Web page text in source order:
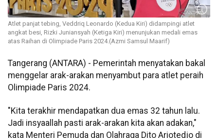
Atlet panjat tebing, Veddriq Leonardo (Kedua Kiri) didampingi atlet
angkat besi, Rizki Juniansyah (Ketiga Kiri) menunjukan medali emas
atas Raihan di Olimpiade Paris 2024.(Azmi Samsul Maarif)
Tangerang (ANTARA) - Pemerintah menyatakan bakal
menggelar arak-arakan menyambut para atlet peraih
Olimpiade Paris 2024.
"Kita terakhir mendapatkan dua emas 32 tahun lalu.
Jadi insyaallah pasti arak-arakan kita akan adakan,"
kata Menteri Pemuda dan Olahraga Dito Ariotedjo di